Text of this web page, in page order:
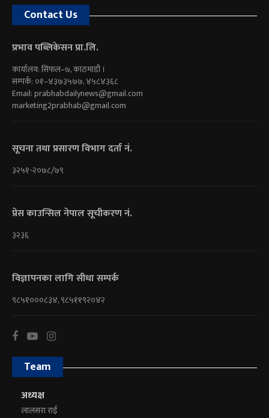
Contact Us
प्रभाव पब्लिकेसन प्रा.लि.
कार्यालय: सिफल–७, काठमाडौं ।
सम्पर्क: ०१–४३७३५७७, ४५८४३६८
Email:prabhabdailynews@gmail.com
marketing2prabhab@gmail.com
सूचना तथा प्रसारण विभाग दर्ता नं.
३२५१-२०७८/७९
प्रेस काउन्सिल नेपाल सूचीकरण नं.
३२३६
विज्ञापनका लागि सीधा सम्पर्क
९८५१०००८३४, ९८५११९२०४२
Team
अध्यक्ष
लालसरा राई